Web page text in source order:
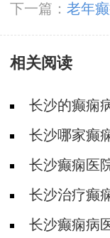
下一篇： 老年
相关阅读
长沙的癫痫
长沙哪家癫
长沙癫痫医
长沙治疗癫
长沙癫痫病